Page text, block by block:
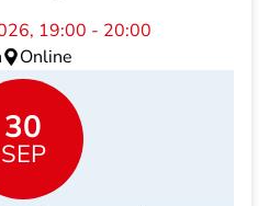
19:00 - 20:00
Online
30
SEP